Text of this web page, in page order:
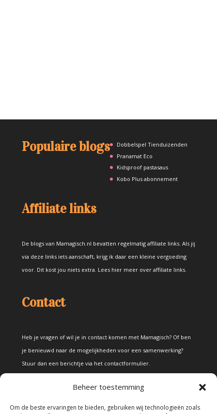
Beheer toestemming
Om de beste ervaringen te bieden, gebruiken wij technologieën zoals
Populaire blogs
Dobbelspel Tienduizenden
Pranamat Eco
Kidsproof pastasaus
Kobo Plus abonnement
Affiliate links
De blogs van Mamagisch.nl bevatten regelmatig affiliate links. Als jij
via deze links iets aanschaft, krijg ik daar een kleine vergoeding
voor. Dit kost jou niets extra. Lees hier meer over affiliate links.
Contact
Heb je vragen of wil je in contact komen met Mamagisch? Of ben
je benieuwd naar de mogelijkheden voor een samenwerking?
Stuur dan een berichtje via het contactformulier.